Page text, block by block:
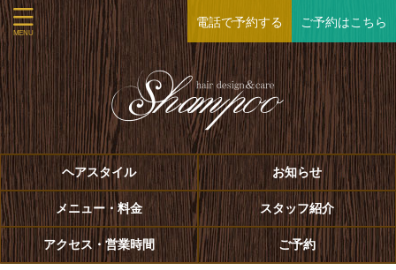
電話で予約する ご予約はこちら
ヘアスタイル お知らせ
メニュー・料金 スタッフ紹介
アクセス・営業時間 ご予約